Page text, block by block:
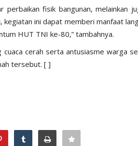
fisik bangunan, melainkan
kegiatan ini dapat memberi manfaat
HUT TNI ke-80,” tambahnya.
cuaca cerah serta antusiasme warga
tersebut. [ ]